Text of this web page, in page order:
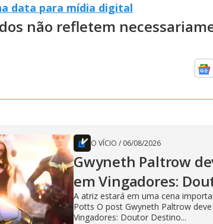
data para mídia digital
não refletem
O VÍCIO / 06/08/2026
Gwyneth Paltrow
em Vingadores:
A atriz estará em uma cena
Potts O post Gwyneth Paltrow
Vingadores: Doutor Destino...